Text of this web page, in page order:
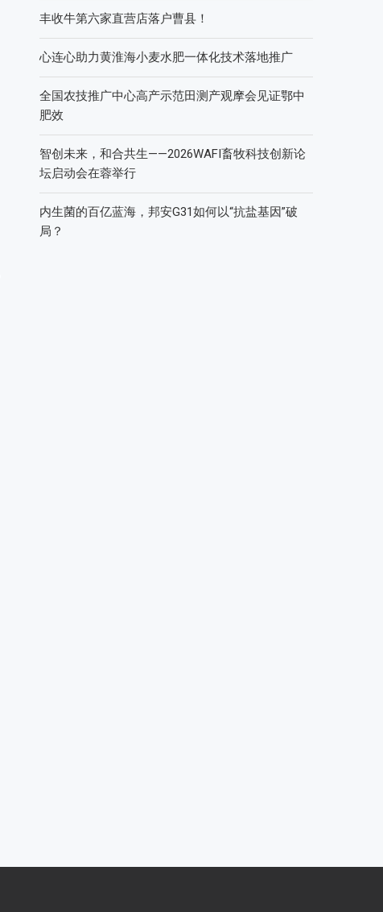
丰收牛第六家直营店落户曹县！
心连心助力黄淮海小麦水肥一体化技术落地推广
全国农技推广中心高产示范田测产观摩会见证鄂中
肥效
智创未来，和合共生——2026WAFI畜牧科技创新论
坛启动会在蓉举行
内生菌的百亿蓝海，邦安G31如何以“抗盐基因”破
局？